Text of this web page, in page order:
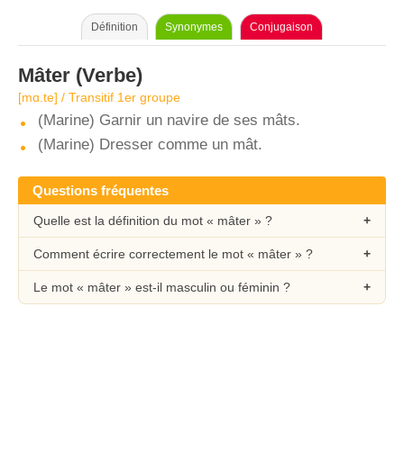
Définition Synonymes Conjugaison
Mâter (Verbe)
[mɑ.te] / Transitif 1er groupe
(Marine) Garnir un navire de ses mâts.
(Marine) Dresser comme un mât.
Questions fréquentes
Quelle est la définition du mot « mâter » ?
Comment écrire correctement le mot « mâter » ?
Le mot « mâter » est-il masculin ou féminin ?